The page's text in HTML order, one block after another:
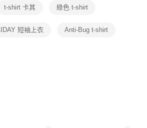
限公司提供之「AFTEE先享後付」服務完成之交
限公司。
徵得法定代理人或監護人之同意方可使用
」時，將依據個別帳號之用戶狀況，依本公司即
t-shirt 卡其 綠色 t-shirt
短袖上衣 Anti-Bug t-shirt